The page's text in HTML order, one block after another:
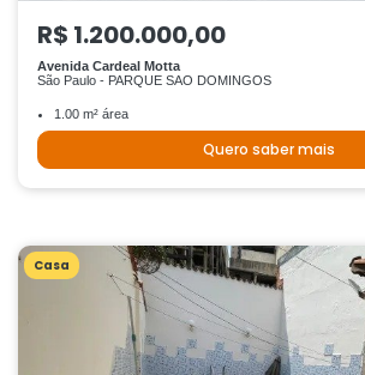
R$ 1.200.000,00
Avenida Cardeal Motta
São Paulo - PARQUE SAO DOMINGOS
1.00 m² área
Quero saber mais
Casa